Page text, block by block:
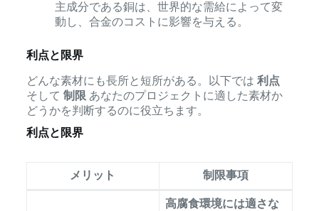
主成分である銅は、世界的な需給によって変
動し、合金のコストに影響を与える。
利点と限界
どんな素材にも長所と短所がある。以下では 利点
そして 制限 あなたのプロジェクトに適した素材か
どうかを判断するのに役立ちます。
利点と限界
メリット 制限事項
高腐食環境には適さな